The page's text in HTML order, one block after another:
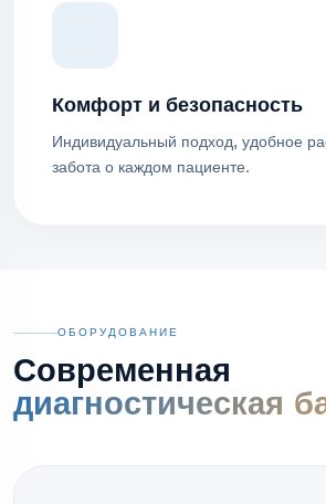
Комфорт и безопасность
Индивидуальный подход, удобное
забота о каждом пациенте.
ОБОРУДОВАНИЕ
Современная
диагностическая